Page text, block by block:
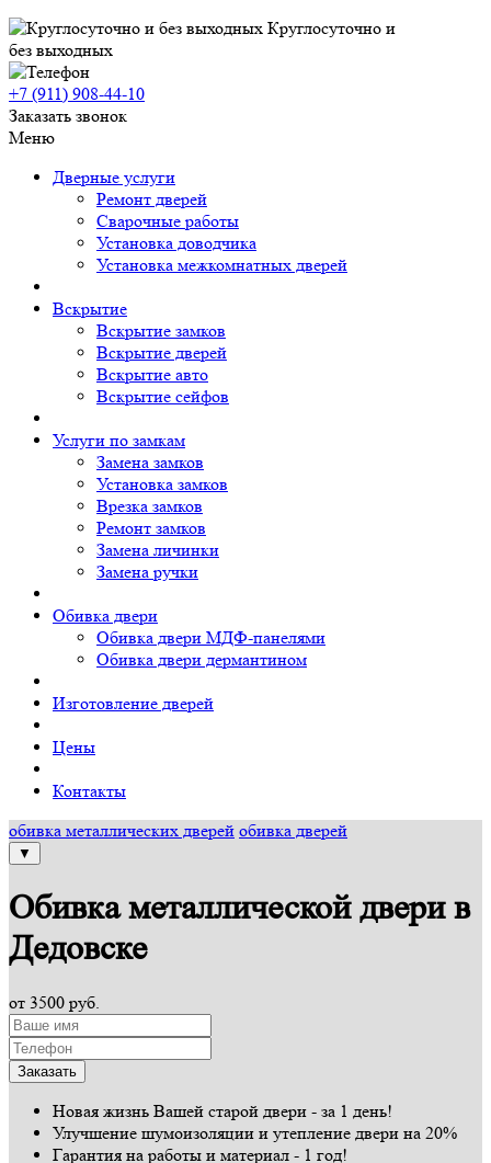
Круглосуточно и
без выходных
+7 (911) 908-44-10
Заказать звонок
Меню
Дверные услуги
Ремонт дверей
Сварочные работы
Установка доводчика
Установка межкомнатных дверей
Вскрытие
Вскрытие замков
Вскрытие дверей
Вскрытие авто
Вскрытие сейфов
Услуги по замкам
Замена замков
Установка замков
Врезка замков
Ремонт замков
Замена личинки
Замена ручки
Обивка двери
Обивка двери МДФ-панелями
Обивка двери дермантином
Изготовление дверей
Цены
Контакты
обивка металлических дверей обивка дверей
▼
Обивка металлической двери в
Дедовске
от 3500 руб.
Новая жизнь Вашей старой двери - за 1 день!
Улучшение шумоизоляции и утепление двери на 20%
Гарантия на работы и материал - 1 год!